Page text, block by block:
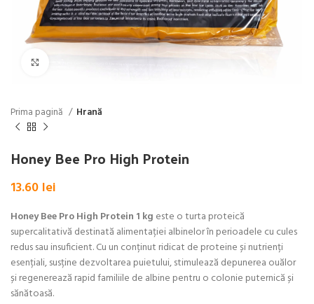
Click pentru a mări
Prima pagină Hrană
Honey Bee Pro High Protein
13.60 lei
Honey Bee Pro High Protein 1 kg este o turta proteică
supercalitativă destinată alimentației albinelor în perioadele cu cules
redus sau insuficient. Cu un conținut ridicat de proteine și nutrienți
esențiali, susține dezvoltarea puietului, stimulează depunerea ouălor
și regenerează rapid familiile de albine pentru o colonie puternică și
sănătoasă.